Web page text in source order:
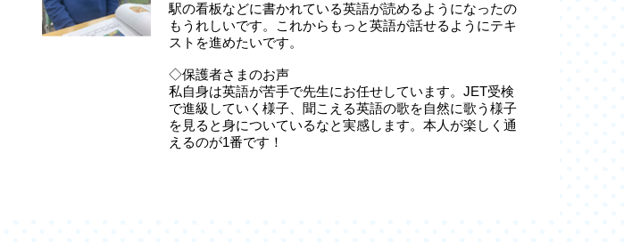
駅の看板などに書かれている英語が読めるようになったの
もうれしいです。これからもっと英語が話せるようにテキ
ストを進めたいです。
◇保護者さまのお声
私自身は英語が苦手で先生にお任せしています。JET受検
で進級していく様子、聞こえる英語の歌を自然に歌う様子
を見ると身についているなと実感します。本人が楽しく通
えるのが1番です！